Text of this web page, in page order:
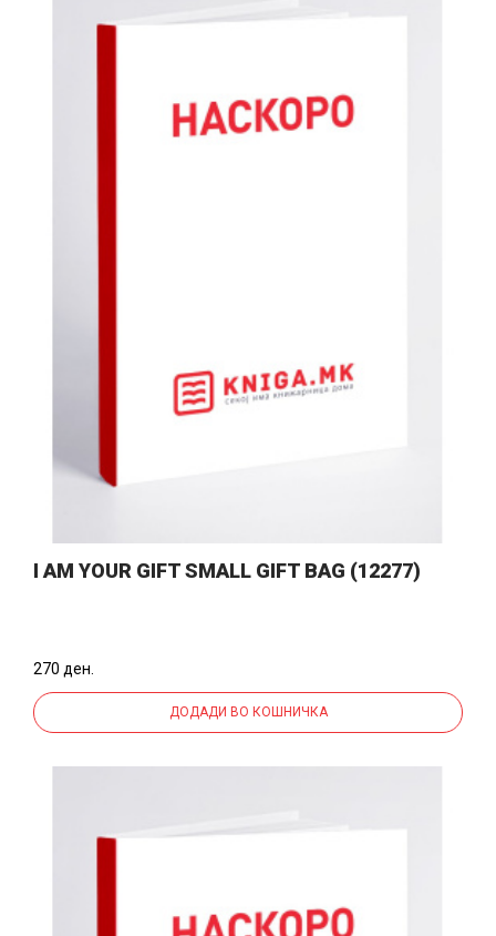
I AM YOUR GIFT SMALL GIFT BAG (12277)
270 ден.
ДОДАДИ ВО КОШНИЧКА